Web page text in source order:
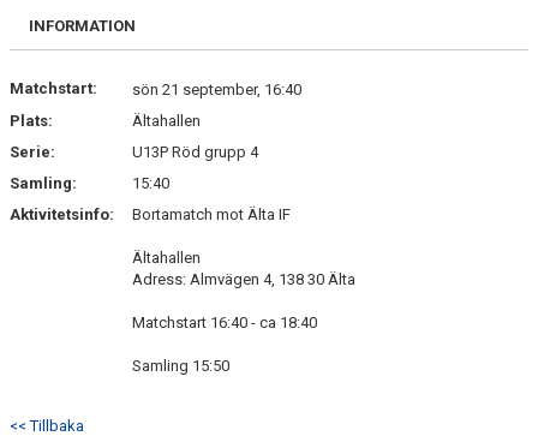
INFORMATION
Matchstart:
sön 21 september, 16:40
Plats:
Ältahallen
Serie:
U13P Röd grupp 4
Samling:
15:40
Aktivitetsinfo:
Bortamatch mot Älta IF
Ältahallen
Adress: Almvägen 4, 138 30 Älta
Matchstart 16:40 - ca 18:40
Samling 15:50
<< Tillbaka